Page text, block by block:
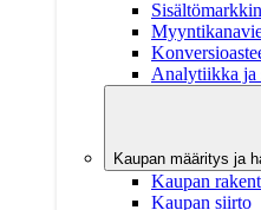
Analytiikka ja
Kaupan määritys ja
Kaupan
Kaupan siirto